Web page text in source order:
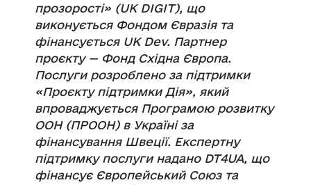
прозорості» (UK DIGIT), що
виконується Фондом Євразія та
фінансується UK Dev. Партнер
проєкту — Фонд Східна Європа.
Послуги розроблено за підтримки
«Проєкту підтримки Дія», який
впроваджується Програмою розвитку
ООН (ПРООН) в Україні за
фінансування Швеції. Експертну
підтримку послуги надано DT4UA, що
фінансує Європейський Союз та